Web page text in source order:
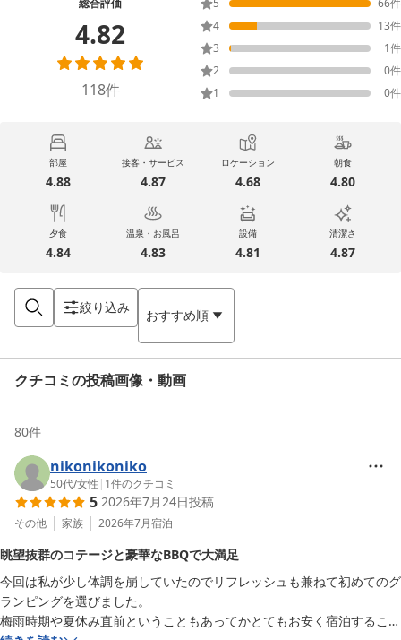
総合評価
4.82
118件
5 66件
4
13件
3
1件
2
0件
1
0件
部屋
4.88
接客・サービス
4.87
ロケーション
4.68
朝食
4.80
夕食
4.84
温泉・お風呂
4.83
設備
4.81
清潔さ
4.87
絞り込み おすすめ順
クチコミの投稿画像・動画
80件
nikonikoniko
50代/女性 | 1件のクチコミ
5 2026年7月24日投稿
その他 家族 2026年7月宿泊
眺望抜群のコテージと豪華なBBQで大満足
今回は私が少し体調を崩していたのでリフレッシュも兼ねて初めてのグ
ランピングを選びました。
梅雨時期や夏休み直前ということもあってかとてもお安く宿泊すること